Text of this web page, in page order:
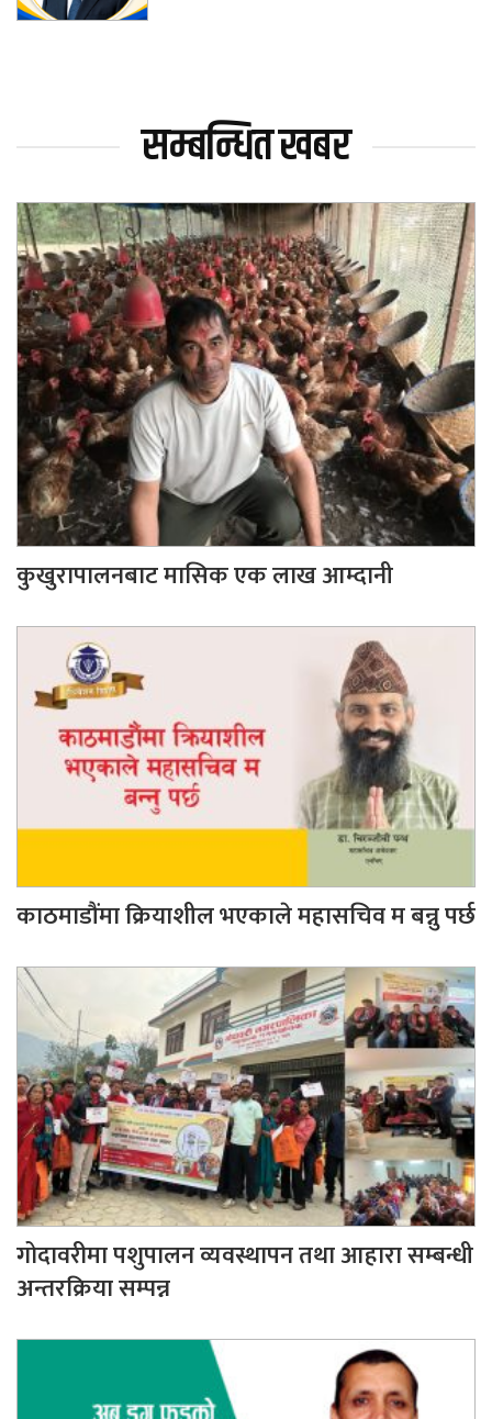
सम्बन्धित खबर
कुखुरापालनबाट मासिक एक लाख आम्दानी
काठमाडौंमा क्रियाशील भएकाले महासचिव म बन्नु पर्छ
गोदावरीमा पशुपालन व्यवस्थापन तथा आहारा सम्बन्धी
अन्तरक्रिया सम्पन्न